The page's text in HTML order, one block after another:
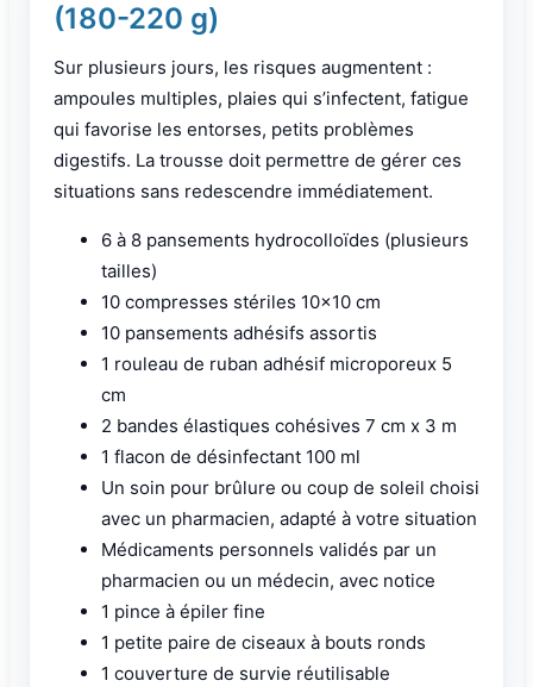
(180-220 g)
Sur plusieurs jours, les risques augmentent :
ampoules multiples, plaies qui s’infectent, fatigue
qui favorise les entorses, petits problèmes
digestifs. La trousse doit permettre de gérer ces
situations sans redescendre immédiatement.
6 à 8 pansements hydrocolloïdes (plusieurs
tailles)
10 compresses stériles 10×10 cm
10 pansements adhésifs assortis
1 rouleau de ruban adhésif microporeux 5
cm
2 bandes élastiques cohésives 7 cm x 3 m
1 flacon de désinfectant 100 ml
Un soin pour brûlure ou coup de soleil choisi
avec un pharmacien, adapté à votre situation
Médicaments personnels validés par un
pharmacien ou un médecin, avec notice
1 pince à épiler fine
1 petite paire de ciseaux à bouts ronds
1 couverture de survie réutilisable